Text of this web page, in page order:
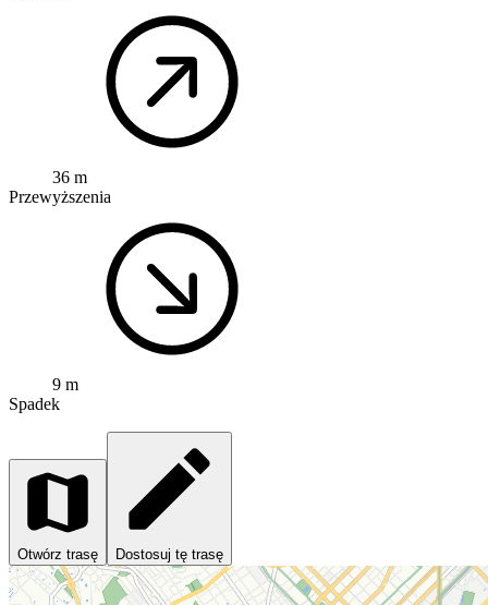
36 m
Przewyższenia
9 m
Spadek
Otwórz trasę Dostosuj tę trasę